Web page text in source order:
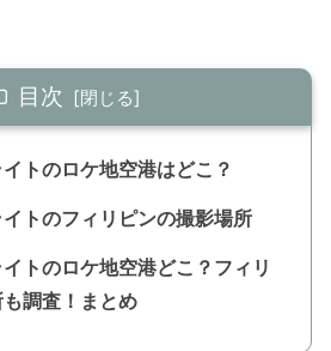
目次
トのロケ地空港はどこ？
トのフィリピンの撮影場所
トのロケ地空港どこ？フィリ
調査！まとめ